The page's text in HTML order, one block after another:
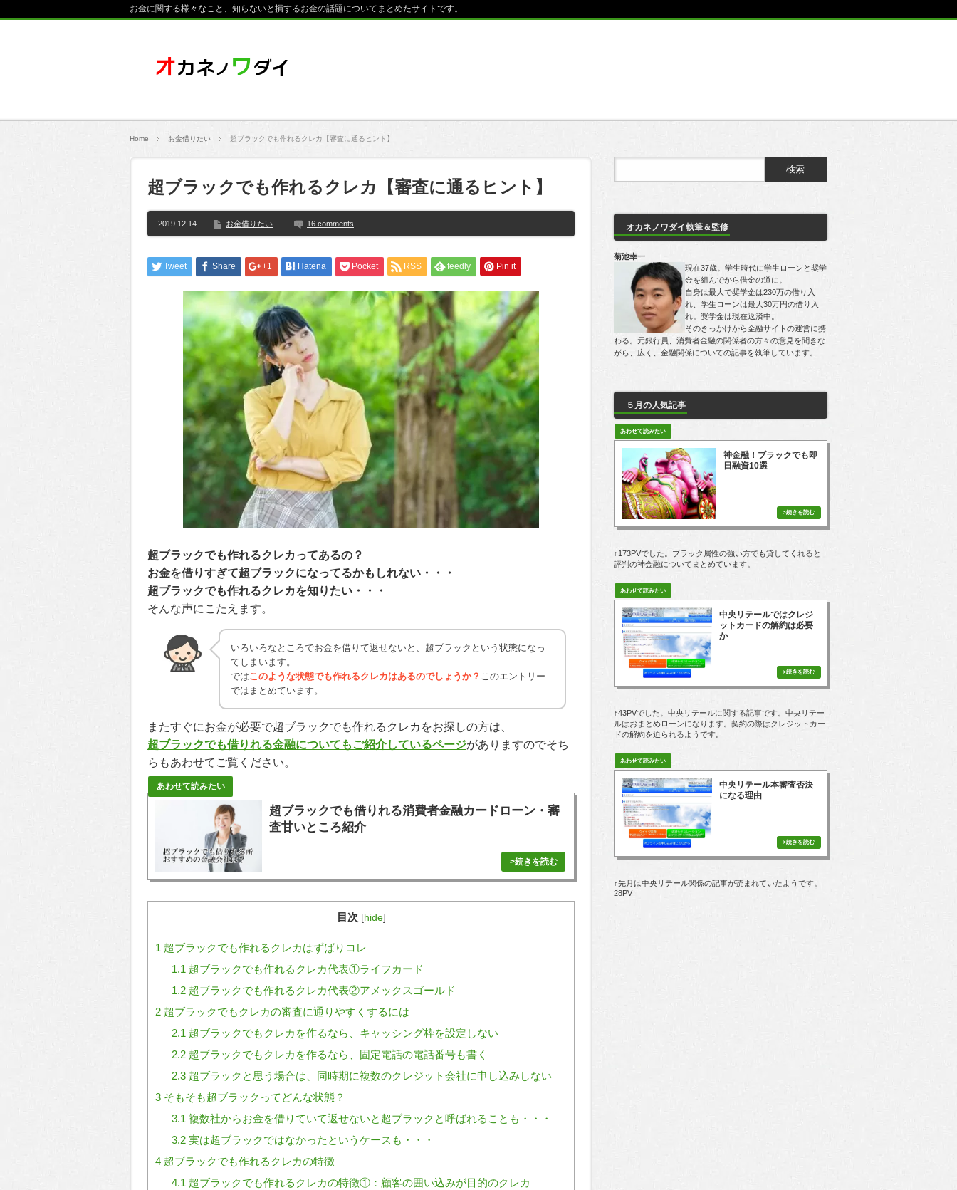
お金に関する様々なこと、知らないと損するお金の話題についてまとめたサイトです。
Home お金借りたい 超ブラックでも作れるクレカ【審査に通るヒント】
超ブラックでも作れるクレカ【審査に通るヒント】
2019.12.14 お金借りたい 16 comments
Tweet Share +1 Hatena Pocket RSS feedly Pin it
超ブラックでも作れるクレカってあるの？
お金を借りすぎて超ブラックになってるかもしれない・・・
超ブラックでも作れるクレカを知りたい・・・
そんな声にこたえます。
いろいろなところでお金を借りて返せないと、超ブラックという状態になっ
てしまいます。
ではこのような状態でも作れるクレカはあるのでしょうか？ このエントリー
ではまとめています。
またすぐにお金が必要で超ブラックでも作れるクレカをお探しの方は、
超ブラックでも借りれる金融についてもご紹介しているページがありますのでそち
らもあわせてご覧ください。
超ブラックでも借りれる消費者金融カードローン・審
査甘いところ紹介
目次 [hide]
1 超ブラックでも作れるクレカはずばりコレ
1.1 超ブラックでも作れるクレカ代表①ライフカード
1.2超ブラックでも作れるクレカ代表②アメックスゴールド
2 超ブラックでもクレカの審査に通りやすくするには
2.1 超ブラックでもクレカを作るなら、キャッシング枠を設定しない
2.2超ブラックでもクレカを作るなら、固定電話の電話番号も書く
2.3超ブラックと思う場合は、同時期に複数のクレジット会社に申し込みしない
3 そもそも超ブラックってどんな状態？
3.1 複数社からお金を借りていて返せないと超ブラックと呼ばれることも・・・
3.2実は超ブラックではなかったというケースも・・・
4 超ブラックでも作れるクレカの特徴
4.1 超ブラックでも作れるクレカの特徴①：顧客の囲い込みが目的のクレカ
オカネノワダイ執筆＆監修
菊池幸一
現在37歳。学生時代に学生ローンと奨学
金を組んでから借金の道に。
自身は最大で奨学金は230万の借り入
れ、学生ローンは最大30万円の借り入
れ。奨学金は現在返済中。
そのきっかけから金融サイトの運営に携
わる。元銀行員、消費者金融の関係者の方々の意見を聞きな
がら、広く、金融関係についての記事を執筆しています。
５月の人気記事
神金融！ブラックでも即
日融資10選
↑173PVでした。ブラック属性の強い方でも貸してくれると
評判の神金融についてまとめています。
中央リテールではクレジ
ットカードの解約は必要
か
↑43PVでした。中央リテールに関する記事です。中央リテー
ルはおまとめローンになります。契約の際はクレジットカー
ドの解約を迫られるようです。
中央リテール本審査否決
になる理由
↑先月は中央リテール関係の記事が読まれていたようです。
28PV